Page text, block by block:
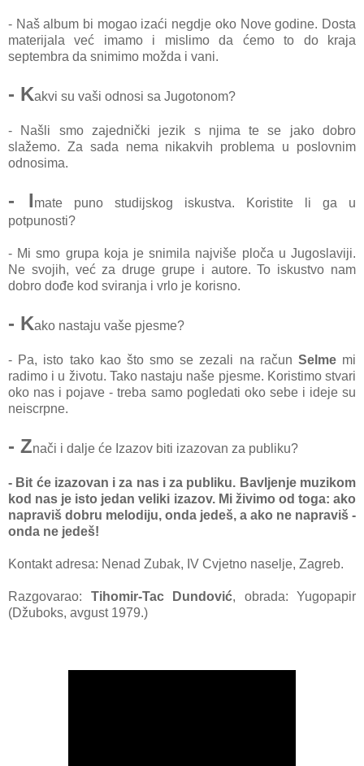
- Naš album bi mogao izaći negdje oko Nove godine. Dosta
materijala već imamo i mislimo da ćemo to do kraja
septembra da snimimo možda i vani.
- Kakvi su vaši odnosi sa Jugotonom?
- Našli smo zajednički jezik s njima te se jako dobro
slažemo. Za sada nema nikakvih problema u poslovnim
odnosima.
- Imate puno studijskog iskustva. Koristite li ga u
potpunosti?
- Mi smo grupa koja je snimila najviše ploča u Jugoslaviji.
Ne svojih, već za druge grupe i autore. To iskustvo nam
dobro dođe kod sviranja i vrlo je korisno.
- Kako nastaju vaše pjesme?
- Pa, isto tako kao što smo se zezali na račun Selmemi
radimo i u životu. Tako nastaju naše pjesme. Koristimo stvari
oko nas i pojave - treba samo pogledati oko sebe i ideje su
neiscrpne.
- Znači i dalje će Izazov biti izazovan za publiku?
- Bit će izazovan i za nas i za publiku. Bavljenje muzikom
kod nas je isto jedan veliki izazov. Mi živimo od toga: ako
napraviš dobru melodiju, onda jedeš, a ako ne napraviš -
onda ne jedeš!
Kontakt adresa: Nenad Zubak, IV Cvjetno naselje, Zagreb.
Razgovarao: Tihomir-Tac Dundović, obrada: Yugopapir
(Džuboks, avgust 1979.)